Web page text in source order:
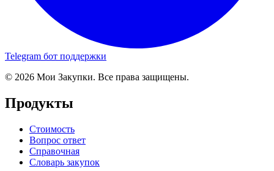
Telegram бот поддержки
© 2026 Мои Закупки. Все права защищены.
Продукты
Стоимость
Вопрос ответ
Справочная
Словарь закупок